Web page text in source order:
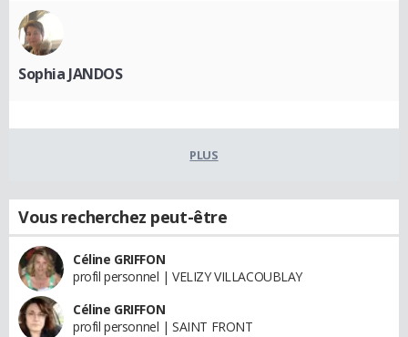
Sophia JANDOS
PLUS
Vous recherchez peut-être
Céline GRIFFON
profil personnel | VELIZY VILLACOUBLAY
Céline GRIFFON
profil personnel | SAINT FRONT